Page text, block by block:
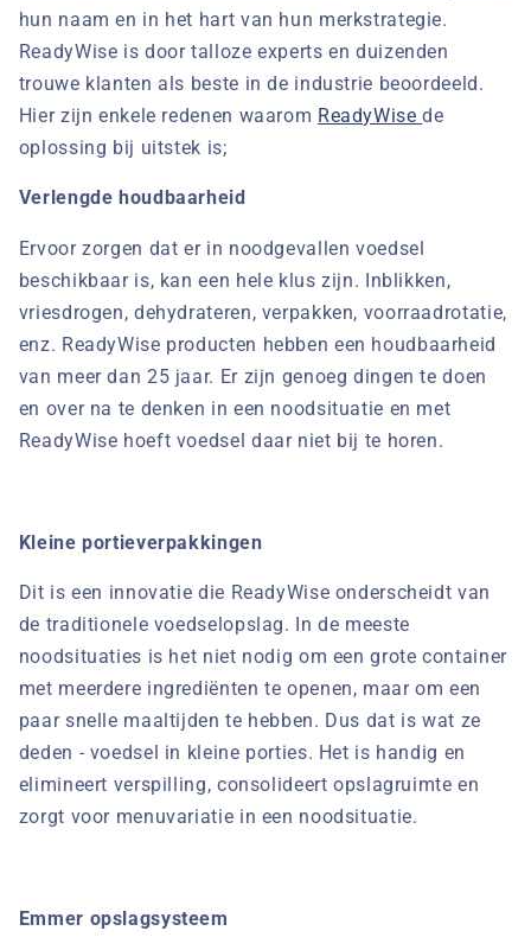
hun naam en in het hart van hun merkstrategie.
ReadyWise is door talloze experts en duizenden
trouwe klanten als beste in de industrie beoordeeld.
Hier zijn enkele redenen waarom ReadyWisede
oplossing bij uitstek is;
Verlengde houdbaarheid
Ervoor zorgen dat er in noodgevallen voedsel
beschikbaar is, kan een hele klus zijn. Inblikken,
vriesdrogen, dehydrateren, verpakken, voorraadrotatie,
enz. ReadyWise producten hebben een houdbaarheid
van meer dan 25 jaar. Er zijn genoeg dingen te doen
en over na te denken in een noodsituatie en met
ReadyWise hoeft voedsel daar niet bij te horen.
Kleine portieverpakkingen
Dit is een innovatie die ReadyWise onderscheidt van
de traditionele voedselopslag. In de meeste
noodsituaties is het niet nodig om een grote container
met meerdere ingrediënten te openen, maar om een
paar snelle maaltijden te hebben. Dus dat is wat ze
deden - voedsel in kleine porties. Het is handig en
elimineert verspilling, consolideert opslagruimte en
zorgt voor menuvariatie in een noodsituatie.
Emmer opslagsysteem